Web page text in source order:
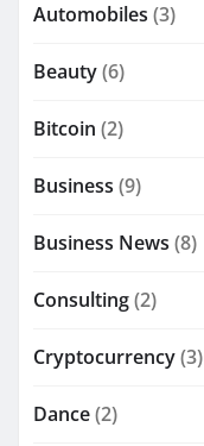
Automobiles (3)
Beauty(6)
Bitcoin (2)
Business (9)
Business News (8)
Consulting(2)
Cryptocurrency(3)
Dance(2)